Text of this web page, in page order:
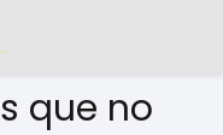
que no